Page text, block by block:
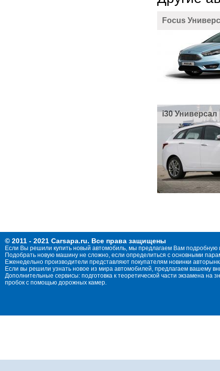
Focus
i30 Универсал
© 2011 - 2021 Carsapa.ru. Все права защищены
Если Вы решили купить новый автомобиль, мы предлагаем Вам
Подобрать новую машину не сложно, если определиться с основными
Еженедельно производители представляют покупателям новинки
Если вы решили узнать новое из мира автомобилей, предлагаем вашему
Дополнительные сервисы: подготовка к теоретической части экзамена
пробок с помощью дорожных камер.